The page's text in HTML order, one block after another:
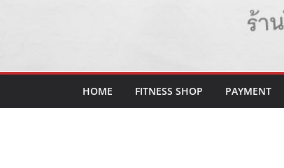
HOME FITNESS SHOP PAYMENT